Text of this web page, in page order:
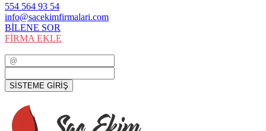
554 564 93 54
info@sacekimfirmalari.com
BİLENE SOR
FİRMA EKLE
SİSTEME GİRİŞ